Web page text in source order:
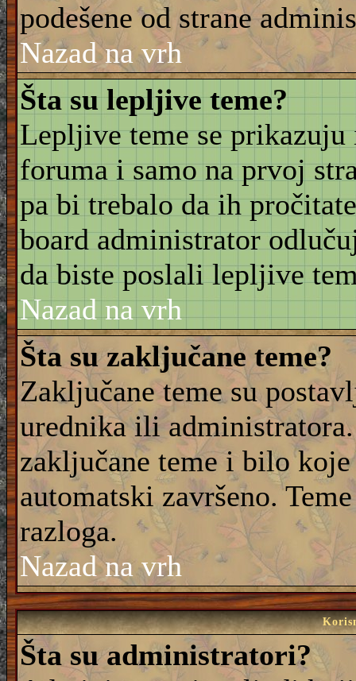
podešene od strane
Nazad na vrh
Šta su lepljive teme?
Lepljive teme se prikazuju
foruma i samo na prvoj
pa bi trebalo da ih
board administrator
da biste poslali lepljive
Nazad na vrh
Šta su zaključane teme?
Zaključane teme su
urednika ili
zaključane teme i bilo
automatski završeno.
razloga.
Nazad na vrh
Šta su administratori?